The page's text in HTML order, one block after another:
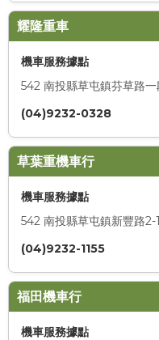
耀隆重車
機車服務據點
542 南投縣草屯鎮芬草路
(04)9232-0328
草葉重機車行
機車服務據點
542 南投縣草屯鎮新豐路2-
(04)9232-1155
福田機車行
機車服務據點